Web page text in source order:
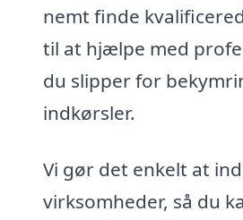
nemt finde
til at hjælpe med
du slipper for
indkørsler.
Vi gør det enkelt at
virksomheder, så du